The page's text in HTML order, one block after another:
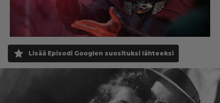
Lisää Episodi Googlen suosituksi lähteeksi